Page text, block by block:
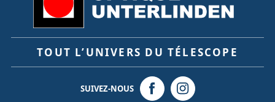
TOUT L’UNIVERS DU TÉLESCOPE
SUIVEZ-NOUS